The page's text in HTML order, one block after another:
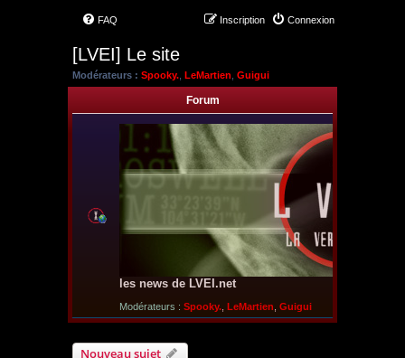
FAQ Connexion
Inscription
[LVEI] Le site
Modérateurs : Spooky. LeMartien Guigui
Forum
les news de LVEI.net
Modérateurs : Spooky. LeMartien Guigui
Nouveau sujet